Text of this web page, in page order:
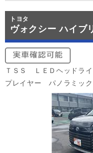
トヨタ
ヴォクシー ハイブ
ＴＳＳ ＬＥＤヘッドラ
プレイヤー パノラミック